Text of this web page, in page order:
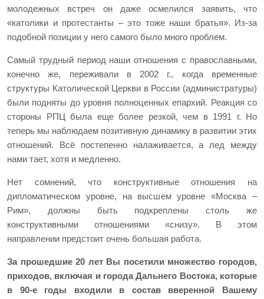
молодежных встреч он даже осмелился заявить, что
«католики и протестанты – это тоже наши братья». Из-за
подобной позиции у него самого было много проблем.
Самый трудный период наши отношения с православными,
конечно же, переживали в 2002 г., когда временные
структуры Католической Церкви в России (администратуры)
были подняты до уровня полноценных епархий. Реакция со
стороны РПЦ была еще более резкой, чем в 1991 г. Но
теперь мы наблюдаем позитивную динамику в развитии этих
отношений. Всё постепенно налаживается, а лед между
нами тает, хотя и медленно.
Нет сомнений, что конструктивные отношения на
дипломатическом уровне, на высшем уровне «Москва –
Рим», должны быть подкреплены столь же
конструктивными отношениями «снизу». В этом
направлении предстоит очень большая работа.
За прошедшие 20 лет Вы посетили множество городов,
приходов, включая и города Дальнего Востока, которые
в 90-е годы входили в состав вверенной Вашему